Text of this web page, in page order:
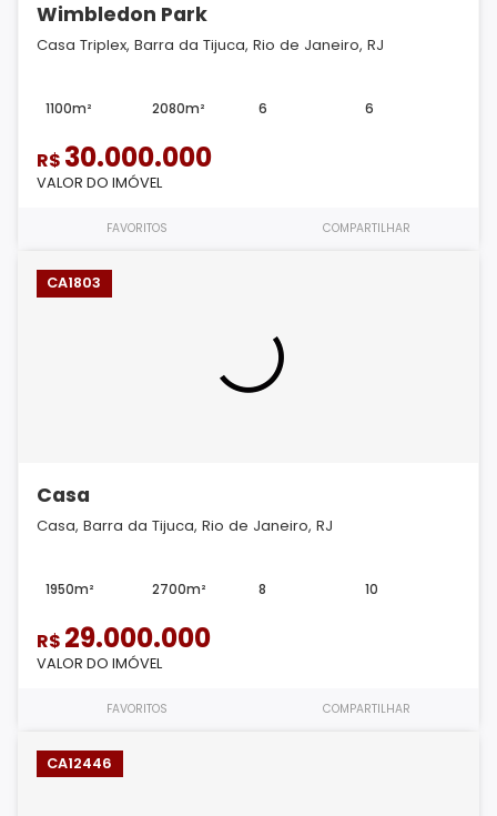
Wimbledon Park
Casa Triplex, Barra da Tijuca, Rio de Janeiro, RJ
1100m² 2080m² 6 6
R$ 30.000.000
VALOR DO IMÓVEL
FAVORITOS COMPARTILHAR
CA1803
Casa
Casa, Barra da Tijuca, Rio de Janeiro, RJ
1950m² 2700m² 8 10
R$ 29.000.000
VALOR DO IMÓVEL
FAVORITOS COMPARTILHAR
CA12446